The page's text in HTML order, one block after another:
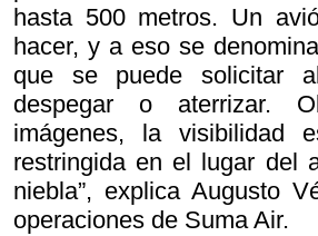
hasta 500 metros. Un
hacer, y a eso se
que se puede solicitar
despegar o aterrizar.
imágenes, la visibilidad
restringida en el lugar del
niebla”, explica Augusto
operaciones de Suma Air.